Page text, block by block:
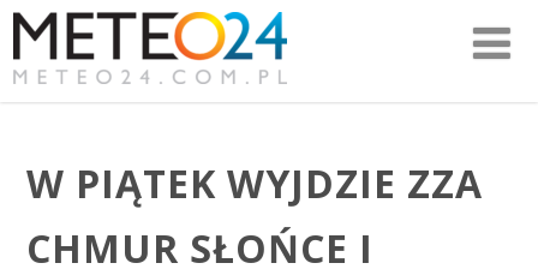
W PIĄTEK WYJDZIE ZZA
CHMUR SŁOŃCE I